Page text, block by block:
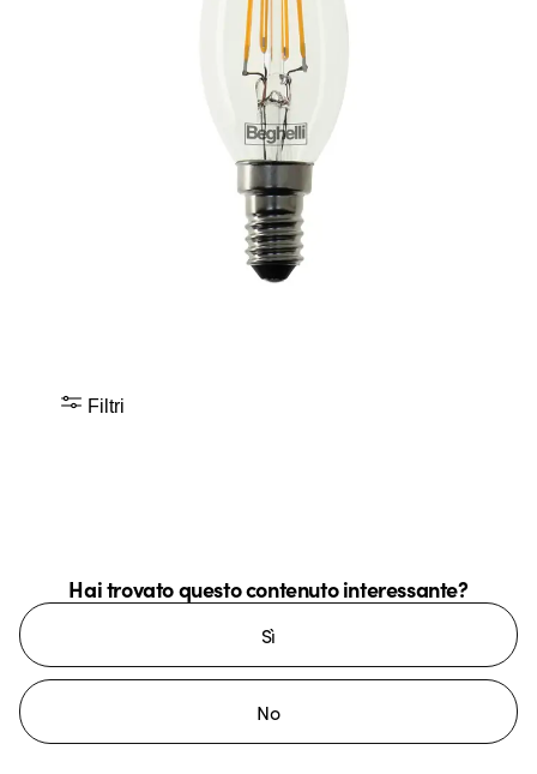
Filtri
Hai trovato questo contenuto interessante?
Sì
No